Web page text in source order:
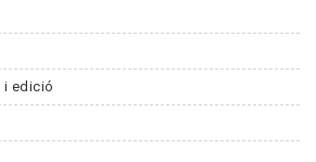
i edició